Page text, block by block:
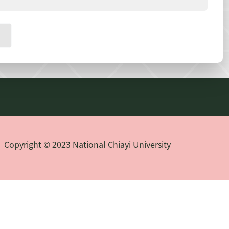
Copyright © 2023 National Chiayi University